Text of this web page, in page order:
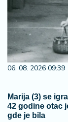
06. 08. 2026 09:39
Marija (3) se
42 godine otac
gde je bila